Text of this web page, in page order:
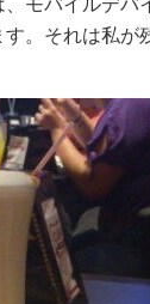
。それは私が